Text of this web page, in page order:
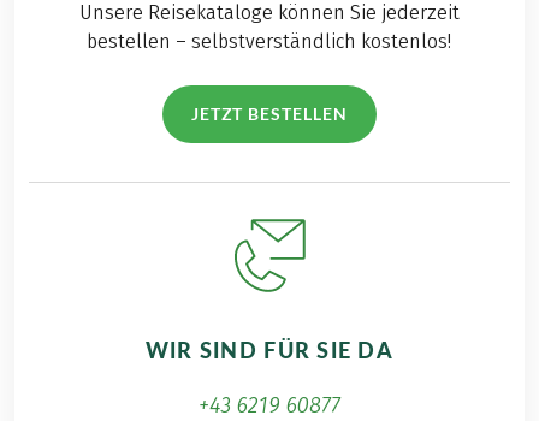
Unsere Reisekataloge können Sie jederzeit
bestellen – selbstverständlich kostenlos!
JETZT BESTELLEN
WIR SIND FÜR SIE DA
+43 6219 60877